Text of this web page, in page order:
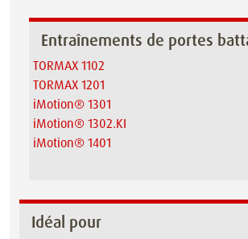
Entraînements de portes
TORMAX 1102
TORMAX 1201
iMotion® 1301
iMotion® 1302.KI
iMotion® 1401
Idéal pour